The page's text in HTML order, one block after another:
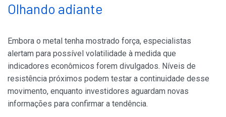
Olhando adiante
Embora o metal tenha mostrado força, especialistas
alertam para possível volatilidade à medida que
indicadores econômicos forem divulgados. Níveis de
resistência próximos podem testar a continuidade desse
movimento, enquanto investidores aguardam novas
informações para confirmar a tendência.